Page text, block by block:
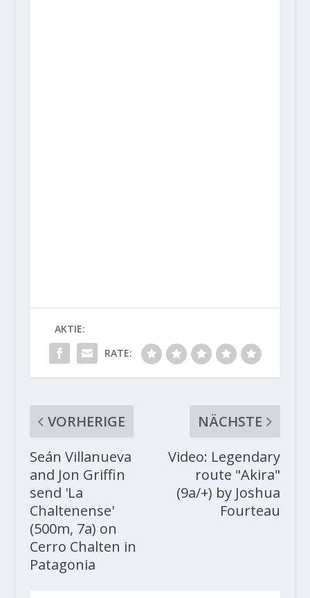
AKTIE:
RATE:
VORHERIGE
Seán Villanueva
and Jon Griffin
send 'La
Chaltenense'
(500m, 7a) on
Cerro Chalten in
Patagonia
NÄCHSTE
Video: Legendary
route "Akira"
(9a/+) by Joshua
Fourteau